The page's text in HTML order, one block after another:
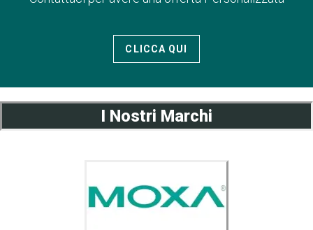
CLICCA QUI
I Nostri Marchi